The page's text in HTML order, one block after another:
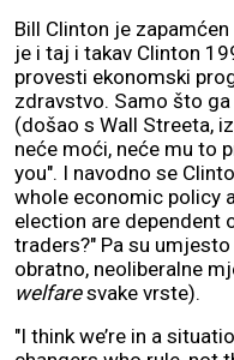
Bill Clinton je
je i taj i takav Clinton
provesti ekonomski
zdravstvo. Samo što
(došao s Wall Streeta,
neće moći, neće mu to
you". I navodno se
whole economic policy
election are dependent
traders?" Pa su
obratno, neoliberalne
welfaresvake vrste).
"I think we’re in a